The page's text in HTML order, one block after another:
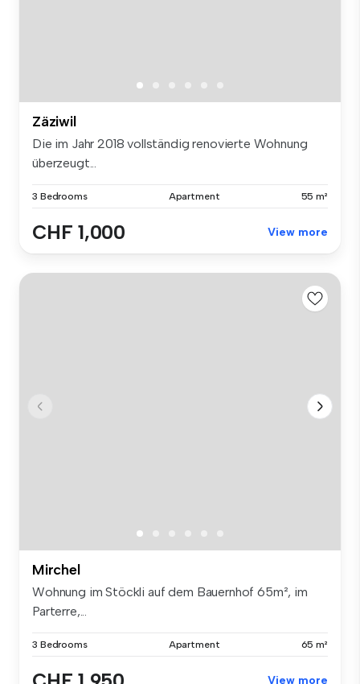
Zäziwil
Die im Jahr 2018 vollständig renovierte Wohnung
überzeugt...
3 Bedrooms Apartment 55 m²
CHF 1,000 View more
Mirchel
Wohnung im Stöckli auf dem Bauernhof 65m², im
Parterre,...
3 Bedrooms Apartment 65 m²
View more